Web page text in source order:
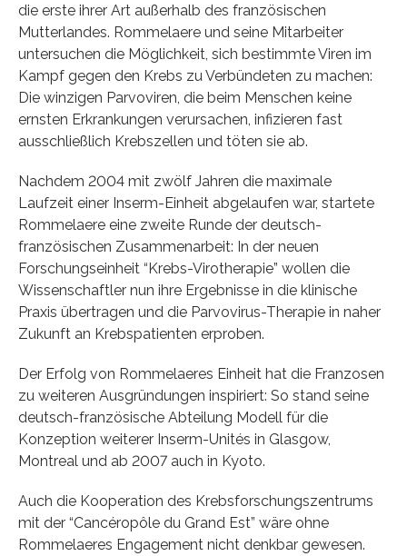
die erste ihrer Art außerhalb des französischen
Mutterlandes. Rommelaere und seine Mitarbeiter
untersuchen die Möglichkeit, sich bestimmte Viren im
Kampf gegen den Krebs zu Verbündeten zu machen:
Die winzigen Parvoviren, die beim Menschen keine
ernsten Erkrankungen verursachen, infizieren fast
ausschließlich Krebszellen und töten sie ab.
Nachdem 2004 mit zwölf Jahren die maximale
Laufzeit einer Inserm-Einheit abgelaufen war, startete
Rommelaere eine zweite Runde der deutsch-
französischen Zusammenarbeit: In der neuen
Forschungseinheit “Krebs-Virotherapie” wollen die
Wissenschaftler nun ihre Ergebnisse in die klinische
Praxis übertragen und die Parvovirus-Therapie in naher
Zukunft an Krebspatienten erproben.
Der Erfolg von Rommelaeres Einheit hat die Franzosen
zu weiteren Ausgründungen inspiriert: So stand seine
deutsch-französische Abteilung Modell für die
Konzeption weiterer Inserm-Unités in Glasgow,
Montreal und ab 2007 auch in Kyoto.
Auch die Kooperation des Krebsforschungszentrums
mit der “Cancéropôle du Grand Est” wäre ohne
Rommelaeres Engagement nicht denkbar gewesen.